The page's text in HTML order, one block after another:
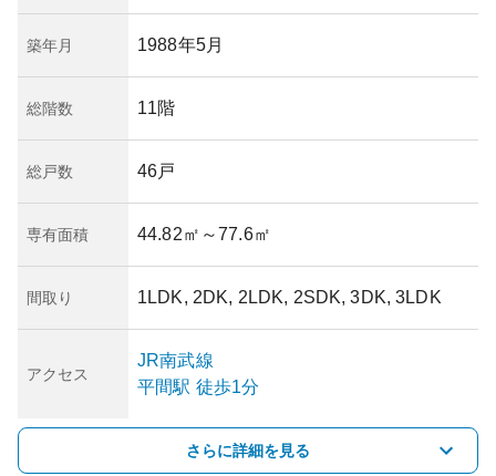
築年月 1988年5月
総階数 11階
総戸数 46戸
専有面積 44.82㎡ ～77.6㎡
間取り 1LDK, 2DK, 2LDK, 2SDK, 3DK, 3LDK
アクセス
JR南武線
平間駅 徒歩1分
さらに詳細を見る